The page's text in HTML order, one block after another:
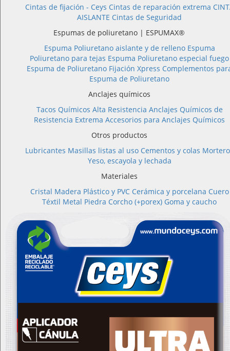
Cintas de fijación - Ceys Cintas de reparación extrema
AISLANTE Cintas de Seguridad
Espumas de poliuretano | ESPUMAX®
Espuma Poliuretano aislante y de relleno Espuma
Poliuretano para tejas Espuma Poliuretano especial fuego
Espuma de Poliuretano Fijación Xpress Complementos
Espuma de Poliuretano
Anclajes químicos
Tacos Químicos Alta Resistencia Anclajes Químicos de
Resistencia Extrema Accesorios para Anclajes Químicos
Otros productos
Lubricantes Masillas listas al uso Cementos y colas
Yeso, escayola y lechada
Materiales
Cristal Madera Plástico y PVC Cerámica y porcelana Cuero
Téxtil Metal Piedra Corcho (+porex) Goma y caucho